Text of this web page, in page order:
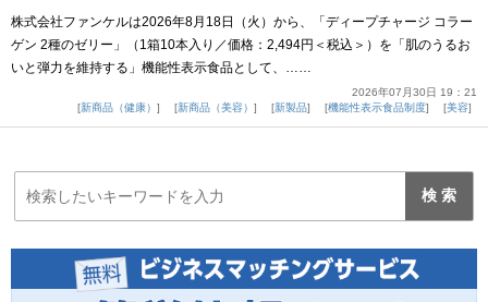
株式会社ファンケルは2026年8月18日（火）から、「ディープチャージ コラー
ゲン 2種のゼリー」（1箱10本入り／価格：2,494円＜税込＞）を「肌のうるお
いと弾力を維持する」機能性表示食品として、……
2026年07月30日 19：21
新商品（健康）
新商品（美容） 新製品 機能性表示食品制度 美容